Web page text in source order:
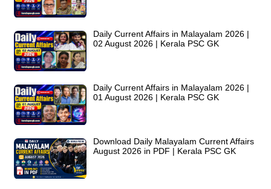
Daily Current Affairs in Malayalam 2026 |
02 August 2026 | Kerala PSC GK
Daily Current Affairs in Malayalam 2026 |
01 August 2026 | Kerala PSC GK
Download Daily Malayalam Current Affairs
August 2026 in PDF | Kerala PSC GK